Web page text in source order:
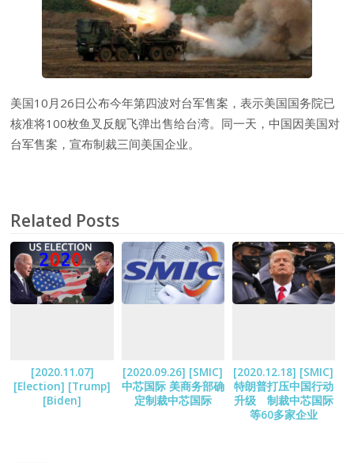
美国10月26日公布今年第四波对台军售案，表示美国国务院已
核准将100枚鱼叉反舰飞弹出售给台湾。同一天，中国因美国对
台军售案，宣布制裁三间美国企业。
Related Posts
[2020.11.07]
[Election] [Trump]
[Biden]
[2020.09.26] [SMIC]
中芯国际 美商务部确
定制裁中芯国际
[2020.12.18] [SMIC]
特朗普打压中国行动
升级 制裁中芯国际
等60多家企业